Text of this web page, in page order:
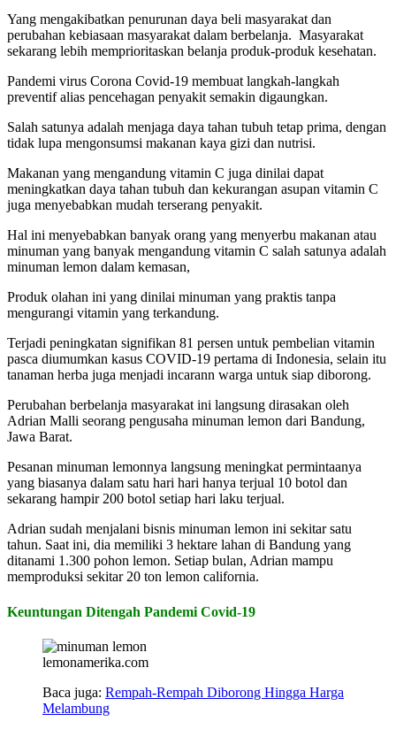
Yang mengakibatkan penurunan daya beli masyarakat dan
perubahan kebiasaan masyarakat dalam berbelanja. Masyarakat
sekarang lebih memprioritaskan belanja produk-produk kesehatan.
Pandemi virus Corona Covid-19 membuat langkah-langkah
preventif alias pencehagan penyakit semakin digaungkan.
Salah satunya adalah menjaga daya tahan tubuh tetap prima, dengan
tidak lupa mengonsumsi makanan kaya gizi dan nutrisi.
Makanan yang mengandung vitamin C juga dinilai dapat
meningkatkan daya tahan tubuh dan kekurangan asupan vitamin C
juga menyebabkan mudah terserang penyakit.
Hal ini menyebabkan banyak orang yang menyerbu makanan atau
minuman yang banyak mengandung vitamin C salah satunya adalah
minuman lemon dalam kemasan,
Produk olahan ini yang dinilai minuman yang praktis tanpa
mengurangi vitamin yang terkandung.
Terjadi peningkatan signifikan 81 persen untuk pembelian vitamin
pasca diumumkan kasus COVID-19 pertama di Indonesia, selain itu
tanaman herba juga menjadi incarann warga untuk siap diborong.
Perubahan berbelanja masyarakat ini langsung dirasakan oleh
Adrian Malli seorang pengusaha minuman lemon dari Bandung,
Jawa Barat.
Pesanan minuman lemonnya langsung meningkat permintaanya
yang biasanya dalam satu hari hari hanya terjual 10 botol dan
sekarang hampir 200 botol setiap hari laku terjual.
Adrian sudah menjalani bisnis minuman lemon ini sekitar satu
tahun. Saat ini, dia memiliki 3 hektare lahan di Bandung yang
ditanami 1.300 pohon lemon. Setiap bulan, Adrian mampu
memproduksi sekitar 20 ton lemon california.
Keuntungan Ditengah Pandemi Covid-19
lemonamerika.com
Baca juga: Rempah-Rempah Diborong Hingga Harga
Melambung